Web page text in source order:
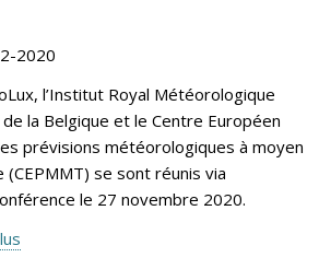
2020
l’Institut Royal Météorologique
la Belgique et le Centre Européen
prévisions météorologiques à moyen
(CEPMMT) se sont réunis via
le 27 novembre 2020.